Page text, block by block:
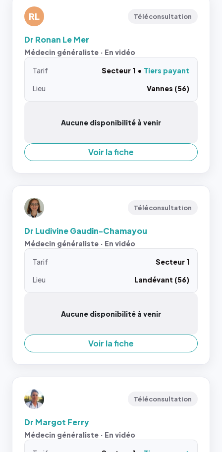
RL Téléconsultation
Dr Ronan Le Mer
Médecin généraliste · En vidéo
Tarif Secteur 1
Tiers payant
Lieu
Vannes (56)
Aucune disponibilité à venir
Voir la fiche
Téléconsultation
Dr Ludivine Gaudin-Chamayou
Médecin généraliste · En vidéo
Tarif
Secteur 1
Lieu
Landévant (56)
Aucune disponibilité à venir
Voir la fiche
Téléconsultation
Dr Margot Ferry
Médecin généraliste · En vidéo